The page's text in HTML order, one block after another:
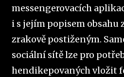
messengerovacích
i s jejím popisem obsahu
zrakově postiženým.
sociální sítě lze pro
hendikepovaných vložit